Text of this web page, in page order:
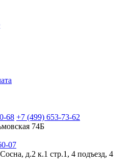
68 +7 (499) 653-73-62
74Б
07
д.2 к.1 стр.1, 4 подъезд, 4